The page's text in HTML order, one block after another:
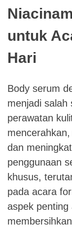
untuk
Hari
Body serum
menjadi salah
perawatan
dan
penggunaan
khusus,
pada acara
aspek penting